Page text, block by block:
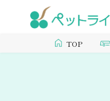
TOP